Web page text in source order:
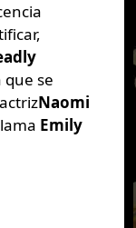
que se
Naomi
Emily